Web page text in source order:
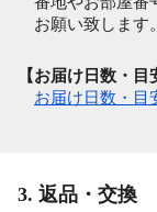
お願い致します。
【お届け日数・目
お届け日数・目
3. 返品・交換